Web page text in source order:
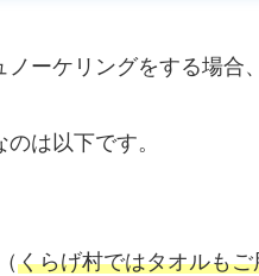
ーケリングをする場合、
は以下です。
くらげ村ではタオルも